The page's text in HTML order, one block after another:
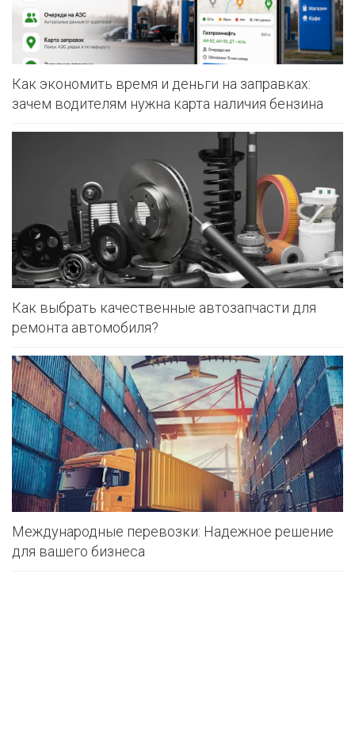
Как экономить время и деньги на заправках:
зачем водителям нужна карта наличия бензина
Как выбрать качественные автозапчасти для
ремонта автомобиля?
Международные перевозки: Надежное решение
для вашего бизнеса